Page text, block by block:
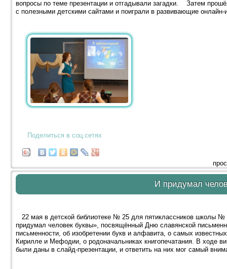
вопросы по теме презентации и отгадывали загадки. Затем
с полезными детскими сайтами и поиграли в развивающие онлайн-
Поделиться в соц.сетях
И придумал
22 мая в детской библиотеке № 25 для пятиклассников школы
придумал человек буквы», посвящённый Дню славянской
письменности, об изобретении букв и алфавита, о самых
Кирилле и Мефодии, о родоначальниках книгопечатания. В ходе
были даны в слайд-презентации, и ответить на них мог самый